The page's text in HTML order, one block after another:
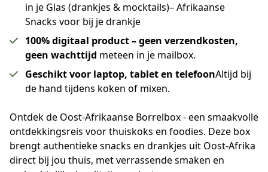
in je Glas (drankjes & mocktails)– Afrikaanse
Snacks voor bij je drankje
100% digitaal product – geen verzendkosten,
geen wachttijd meteen in je mailbox.
Geschikt voor laptop, tablet en telefoonAltijd bij
de hand tijdens koken of mixen.
Ontdek de Oost-Afrikaanse Borrelbox - een smaakvolle
ontdekkingsreis voor thuiskoks en foodies. Deze box
brengt authentieke snacks en drankjes uit Oost-Afrika
direct bij jou thuis, met verrassende smaken en